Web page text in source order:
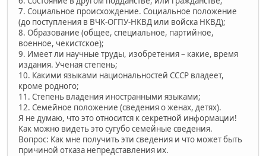
7. Социальное происхождение. Социальное положение
(до поступления в ВЧК-ОГПУ-НКВД или войска НКВД);
8. Образование (общее, специальное, партийное,
военное, чекистское);
9. Имеет ли научные труды, изобретения – какие, время
издания. Ученая степень;
10. Какими языками национальностей СССР владеет,
кроме родного;
11. Степень владения иностранными языками;
12. Семейное положение (сведения о женах, детях).
Я не думаю, что это относится к секретной информации!
Как можно видеть это сугубо семейные сведения.
Вопрос: Как мне получить эти сведения и что может быть
причиной отказа непредставления их.